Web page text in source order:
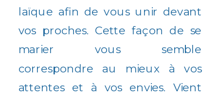
laïque afin de vous unir devant
vos proches. Cette façon de se
marier vous semble
correspondre au mieux à vos
attentes et à vos envies. Vient